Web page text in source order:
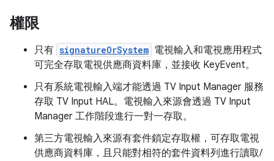
權限
只有 signatureOrSystem 電視輸入和電視應用程式
可完全存取電視供應商資料庫，並接收 KeyEvent。
只有系統電視輸入端才能透過 TV Input Manager 服務
存取 TV Input HAL。電視輸入來源會透過 TV Input
Manager 工作階段進行一對一存取。
第三方電視輸入來源有套件鎖定存取權，可存取電視
供應商資料庫，且只能對相符的套件資料列進行讀取/